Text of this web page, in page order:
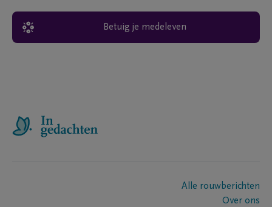
Betuig je medeleven
Alle rouwberichten
Over ons